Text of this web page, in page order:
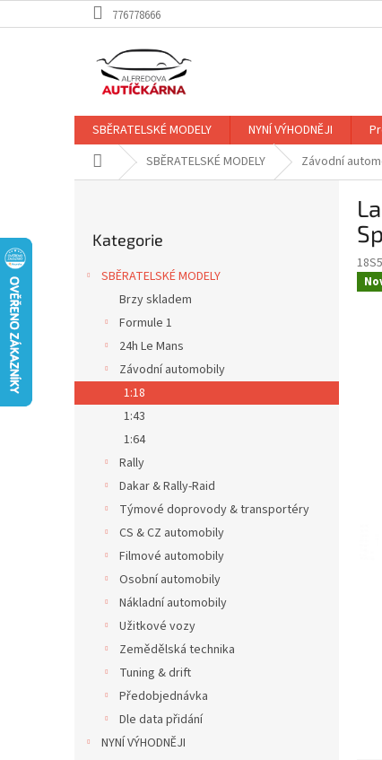
na
776778666
SBĚRATELSKÉ MODELY NYNÍ VÝHODNĚJI
Domů SBĚRATELSKÉ MODELY Závodní
a
n
kategorie
Kategorie
SBĚRATELSKÉ MODELY
Brzy skladem
Formule 1
24h Le Mans
Závodní automobily
1:18
1:43
1:64
Rally
Dakar & Rally-Raid
Týmové doprovody & transportéry
CS & CZ automobily
Filmové automobily
Osobní automobily
Nákladní automobily
Užitkové vozy
Zemědělská technika
Tuning & drift
Předobjednávka
Dle data přidání
NYNÍ VÝHODNĚJI